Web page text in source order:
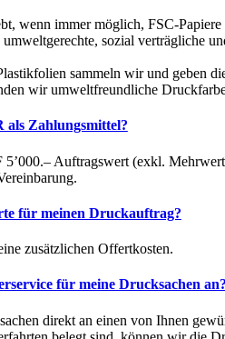
wenn immer möglich, FSC-
sozial verträgliche
sammeln wir und geben
wir umweltfreundliche
als Zahlungsmittel?
Auftragswert (exkl.
für meinen Druckauftrag?
zusätzlichen Offertkosten.
für meine Drucksachen
direkt an einen von Ihnen